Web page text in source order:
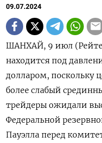
09.07.2024
ШАНХАЙ, 9 июл
находится под
долларом, поскольку
более слабый
трейдеры ожидали
Федеральной
Пауэлла перед